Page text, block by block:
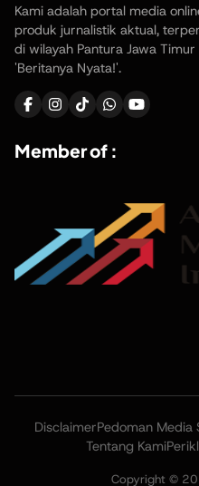
Kami adalah portal media
produk jurnalistik aktual,
di wilayah Pantura Jawa
'Beritanya Nyata!'.
Member of :
DisclaimerPedoman Media
Tentang Kami
Copyright ©